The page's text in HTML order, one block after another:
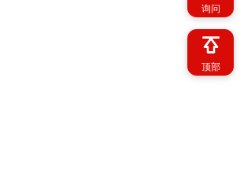
询问
顶部